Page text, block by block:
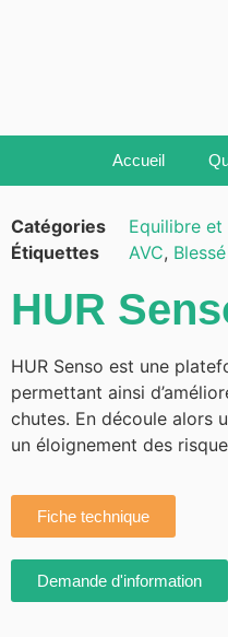
Accueil
Catégories Equilibre
Étiquettes
AVC,
HUR
HUR Senso est une
permettant ainsi
chutes. En découle alors
un éloignement des
Fiche technique
Demande d'information